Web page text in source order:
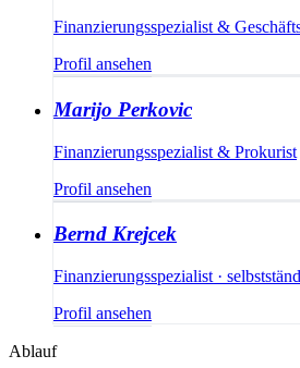
Finanzierungsspezialist &
Profil ansehen
Marijo Perkovic
Finanzierungsspezialist & Prokurist
Profil ansehen
Bernd Krejcek
Finanzierungsspezialist ·
Profil ansehen
Ablauf